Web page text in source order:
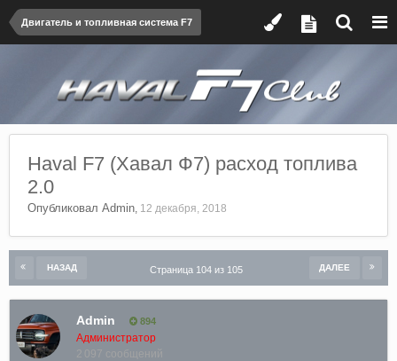
Двигатель и топливная система F7
Haval F7 (Хавал Ф7) расход топлива
2.0
Опубликовал Admin, 12 декабря, 2018
НАЗАД ДАЛЕЕ
Страница 104 из 105
Admin 894
Администратор
2 097 сообщений